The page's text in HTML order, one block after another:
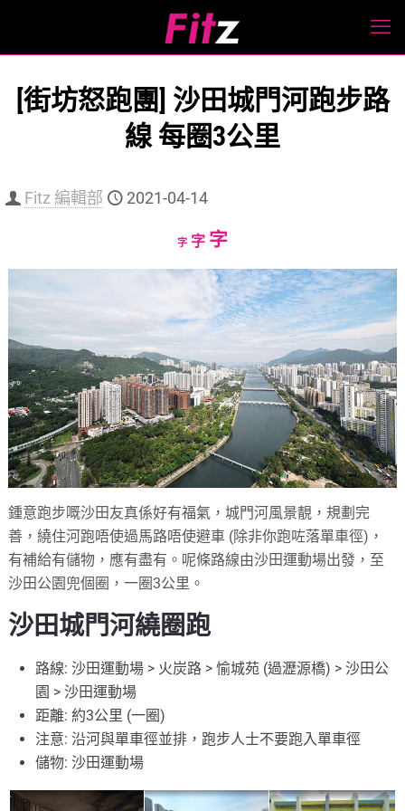
[街坊怒跑團] 沙田城門河跑步路
線 每圈3公里
Fitz 編輯部 2021-04-14
字Decrease
字Reset
size.
字Increase
size.
鍾意跑步嘅沙田友真係好有福氣，城門河風景靚，規劃完
善，繞住河跑唔使過馬路唔使避車 (除非你跑咗落單車徑)，
有補給有儲物，應有盡有。呢條路線由沙田運動場出發，至
沙田公園兜個圈，一圈3公里。
沙田城門河繞圈跑
路線: 沙田運動場 > 火炭路 > 愉城苑 (過瀝源橋) > 沙田公
園 > 沙田運動場
距離: 約3公里 (一圈)
注意: 沿河與單車徑並排，跑步人士不要跑入單車徑
儲物: 沙田運動場